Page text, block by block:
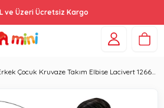
ve Üzeri Ücretsiz Kargo
Nanica Kids Erkek Çocuk Kruvaze Takım Elbise Lacivert 126639